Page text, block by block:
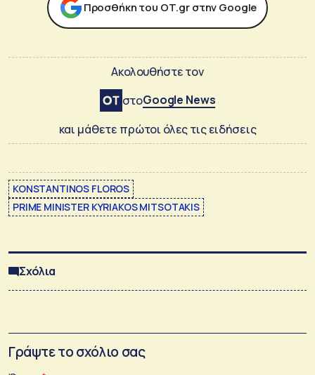
Προσθήκη του ΟΤ.gr στην Google
Ακολουθήστε τον
στοGoogle News
και μάθετε πρώτοι όλες τις ειδήσεις
KONSTANTINOS FLOROS
PRIME MINISTER KYRIAKOS MITSOTAKIS
Σχόλια
Γράψτε το σχόλιο σας